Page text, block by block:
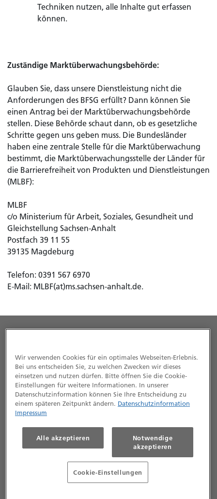
Techniken nutzen, alle Inhalte gut erfassen
können.
Zuständige Marktüberwachungsbehörde:
Glauben Sie, dass unsere Dienstleistung nicht die
Anforderungen des BFSG erfüllt? Dann können Sie
einen Antrag bei der Marktüberwachungsbehörde
stellen. Diese Behörde schaut dann, ob es gesetzliche
Schritte gegen uns geben muss. Die Bundesländer
haben eine zentrale Stelle für die Marktüberwachung
bestimmt, die Marktüberwachungsstelle der Länder für
die Barrierefreiheit von Produkten und Dienstleistungen
(MLBF):
MLBF
c/o Ministerium für Arbeit, Soziales, Gesundheit und
Gleichstellung Sachsen-Anhalt
Postfach 39 11 55
39135 Magdeburg
Telefon: 0391 567 6970
E-​Mail: MLBF(at)ms.sachsen-​anhalt.de.
© neue leben Lebensversicherung AG 2025
Impressum
Kontakt
Barrierefreiheit
Vertrag widerrufen
Wir verwenden Cookies für ein optimales Webseiten-Erlebnis.
Bei uns entscheiden Sie, zu welchen Zwecken wir dieses
einsetzen und nutzen dürfen. Bitte öffnen Sie die Cookie-
Einstellungen für weitere Informationen. In unserer
Datenschutzinformation können Sie Ihre Entscheidung zu
einem späteren Zeitpunkt ändern. Datenschutzinformation
Impressum
Alle akzeptieren
Notwendige
akzeptieren
Cookie-Einstellungen